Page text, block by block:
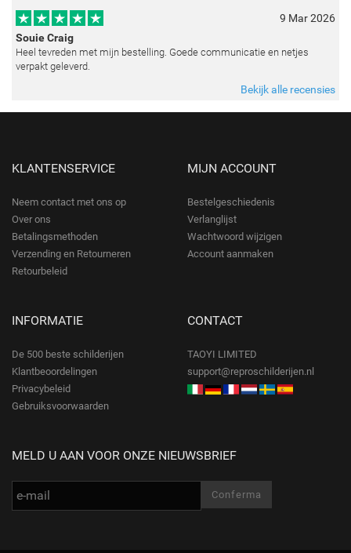
9 Mar 2026
Souie Craig
Heel tevreden met mijn bestelling. Goede communicatie en netjes
verpakt geleverd.
Bekijk alle recensies
KLANTENSERVICE
Neem contact met ons op
Over ons
Betalingsmethoden
Verzending en Retourneren
Retourbeleid
MIJN ACCOUNT
Bestelgeschiedenis
Verlanglijst
Wachtwoord wijzigen
Account aanmaken
INFORMATIE
De 500 beste schilderijen
Klantbeoordelingen
Privacybeleid
Gebruiksvoorwaarden
CONTACT
TAOYI LIMITED
support@reproschilderijen.nl
MELD U AAN VOOR ONZE NIEUWSBRIEF